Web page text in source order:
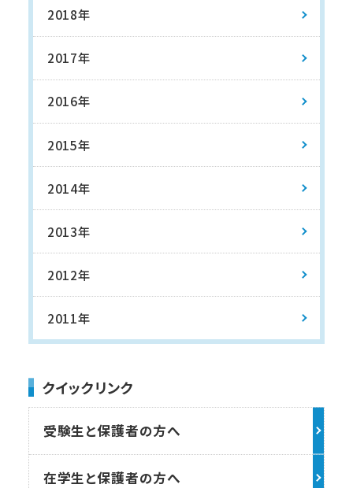
2018年
2017年
2016年
2015年
2014年
2013年
2012年
2011年
クイックリンク
受験生と保護者の方へ
在学生と保護者の方へ